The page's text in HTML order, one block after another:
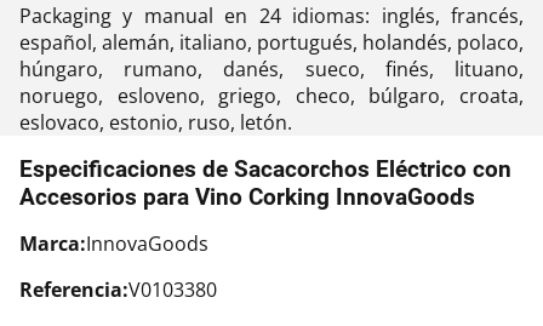
Packaging y manual en 24 idiomas: inglés, francés,
español, alemán, italiano, portugués, holandés, polaco,
húngaro, rumano, danés, sueco, finés, lituano,
noruego, esloveno, griego, checo, búlgaro, croata,
eslovaco, estonio, ruso, letón.
Especificaciones de Sacacorchos Eléctrico con
Accesorios para Vino Corking InnovaGoods
Marca:InnovaGoods
Referencia:V0103380